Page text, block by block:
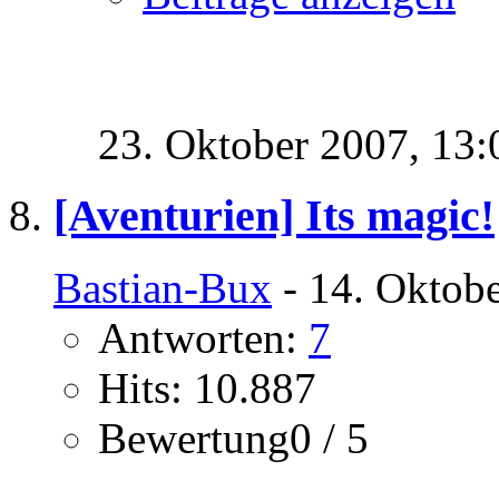
23. Oktober 2007,
[Aventurien] Its magic!
Bastian-Bux - 14.
Antworten: 7
Hits: 10.887
Bewertung0 / 5